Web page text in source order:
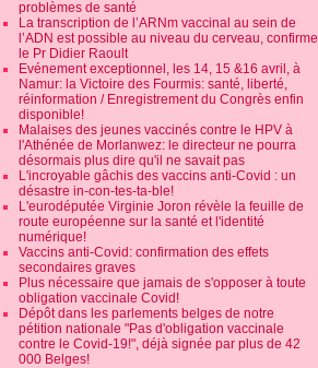
problèmes de santé
La transcription de l’ARNm vaccinal au sein de
l’ADN est possible au niveau du cerveau, confirme
le Pr Didier Raoult
Evénement exceptionnel, les 14, 15 &16 avril, à
Namur: la Victoire des Fourmis: santé, liberté,
réinformation / Enregistrement du Congrès enfin
disponible!
Malaises des jeunes vaccinés contre le HPV à
l'Athénée de Morlanwez: le directeur ne pourra
désormais plus dire qu'il ne savait pas
L'incroyable gâchis des vaccins anti-Covid : un
désastre in-con-tes-ta-ble!
L'eurodéputée Virginie Joron révèle la feuille de
route européenne sur la santé et l'identité
numérique!
Vaccins anti-Covid: confirmation des effets
secondaires graves
Plus nécessaire que jamais de s'opposer à toute
obligation vaccinale Covid!
Dépôt dans les parlements belges de notre
pétition nationale "Pas d'obligation vaccinale
contre le Covid-19!", déjà signée par plus de 42
000 Belges!